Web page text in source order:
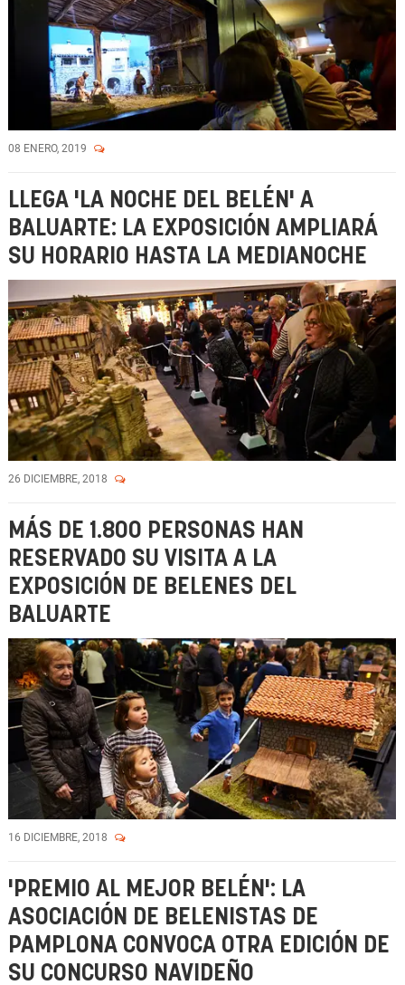
08 ENERO, 2019
LLEGA 'LA NOCHE DEL BELÉN' A
BALUARTE: LA EXPOSICIÓN AMPLIARÁ
SU HORARIO HASTA LA MEDIANOCHE
26 DICIEMBRE, 2018
MÁS DE 1.800 PERSONAS HAN
RESERVADO SU VISITA A LA
EXPOSICIÓN DE BELENES DEL
BALUARTE
16 DICIEMBRE, 2018
'PREMIO AL MEJOR BELÉN': LA
ASOCIACIÓN DE BELENISTAS DE
PAMPLONA CONVOCA OTRA EDICIÓN DE
SU CONCURSO NAVIDEÑO